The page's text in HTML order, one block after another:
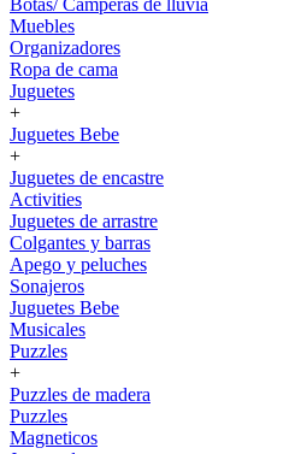
Botas/ Camperas de lluvia
Muebles
Organizadores
Ropa de cama
Juguetes
+
Juguetes Bebe
+
Juguetes de encastre
Activities
Juguetes de arrastre
Colgantes y barras
Apego y peluches
Sonajeros
Juguetes Bebe
Musicales
Puzzles
+
Puzzles de madera
Puzzles
Magneticos